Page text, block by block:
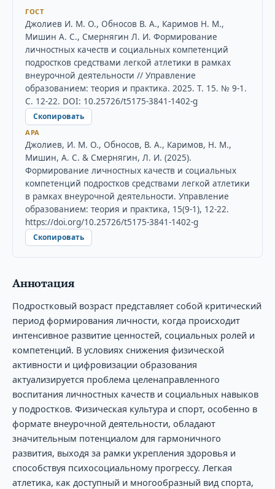
ГОСТ
Джолиев И. М. О., Обносов В. А., Каримов Н. М.,
Мишин А. С., Смернягин Л. И. Формирование
личностных качеств и социальных компетенций
подростков средствами легкой атлетики в рамках
внеурочной деятельности // Управление
образованием: теория и практика. 2025. Т. 15. № 9-1.
С. 12-22. DOI: 10.25726/t5175-3841-1402-g
Скопировать
APA
Джолиев, И. М. О., Обносов, В. А., Каримов, Н. М.,
Мишин, А. С. & Смернягин, Л. И. (2025).
Формирование личностных качеств и социальных
компетенций подростков средствами легкой атлетики
в рамках внеурочной деятельности. Управление
образованием: теория и практика, 15(9-1), 12-22.
https://doi.org/10.25726/t5175-3841-1402-g
Скопировать
Аннотация
Подростковый возраст представляет собой критический
период формирования личности, когда происходит
интенсивное развитие ценностей, социальных ролей и
компетенций. В условиях снижения физической
активности и цифровизации образования
актуализируется проблема целенаправленного
воспитания личностных качеств и социальных навыков
у подростков. Физическая культура и спорт, особенно в
формате внеурочной деятельности, обладают
значительным потенциалом для гармоничного
развития, выходя за рамки укрепления здоровья и
способствуя психосоциальному прогрессу. Легкая
атлетика, как доступный и многообразный вид спорта,